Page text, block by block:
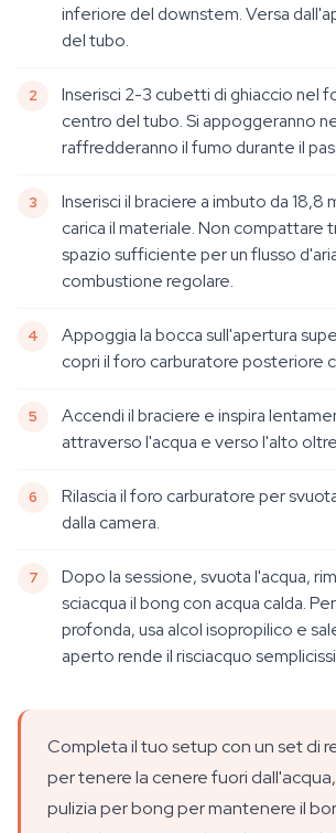
inferiore del downstem. Versa
del tubo.
Inserisci 2-3 cubetti di ghiaccio nel
centro del tubo. Si appoggeranno
raffredderanno il fumo durante il
Inserisci il braciere a imbuto da 18,8
carica il materiale. Non compattare
spazio sufficiente per un flusso
combustione regolare.
Appoggia la bocca sull'apertura
copri il foro carburatore posteriore
Accendi il braciere e inspira
attraverso l'acqua e verso l'alto
Rilascia il foro carburatore per
dalla camera.
Dopo la sessione, svuota l'acqua,
sciacqua il bong con acqua calda.
profonda, usa alcol isopropilico e
aperto rende il risciacquo
Completa il tuo setup con un set di
per tenere la cenere fuori
pulizia per bong per mantenere il